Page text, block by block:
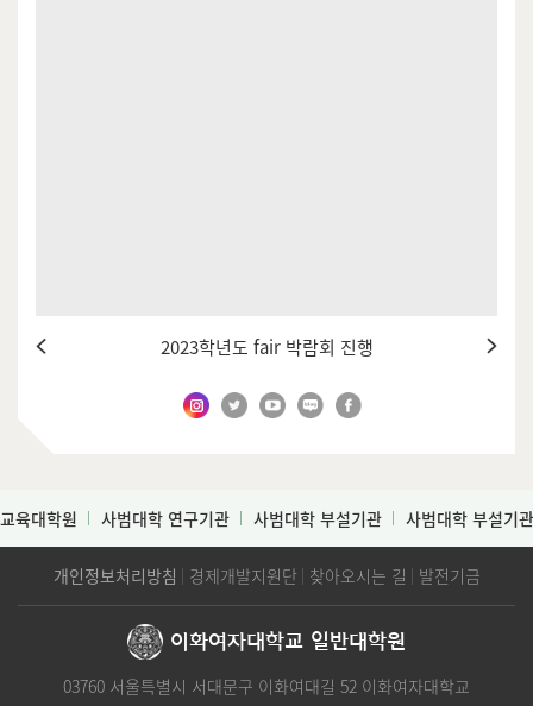
2023학년도 fair 박람회 진행
교육대학원 사범대학 연구기관 사범대학 부설기관 사범대학 부설기관
개인정보처리방침 경제개발지원단 찾아오시는 길 발전기금
이화여자대학교 일반대학원
03760 서울특별시 서대문구 이화여대길 52 이화여자대학교